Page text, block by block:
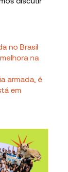
no Brasil
na
armada, é
em